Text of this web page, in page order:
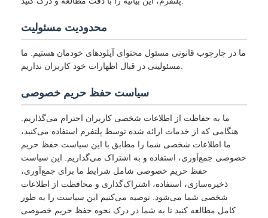
محدودیت مسئولیت
ما در چارچوب قانونی مسئول محتوای آپلودهای خودمان هستیم. ما
سیاست حفظ حریم خصوصی
ما به حفاظت از اطلاعات شخصی کاربران احترام می‌گذاریم.
هنگامی که از خدمات ارائه شده توسط پلتفرم استفاده می‌کنید،
ما اطلاعات شخصی شما را مطابق با این سیاست حفظ حریم
خصوصی جمع‌آوری، استفاده و به اشتراک می‌گذاریم. این سیاست
حفظ حریم خصوصی شامل شرایط ما برای جمع‌آوری،
ذخیره‌سازی، استفاده، اشتراک‌گذاری و محافظت از اطلاعات
شخصی شما می‌شود. توصیه می‌کنیم این سیاست را به طور
کامل مطالعه کنید تا به شما در درک نحوه حفظ حریم خصوصی